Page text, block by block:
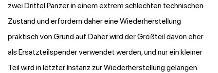
zwei Drittel Panzer in einem extrem schlechten technischen
Zustand und erfordern daher eine Wiederherstellung
praktisch von Grund auf. Daher wird der Großteil davon eher
als Ersatzteilspender verwendet werden, und nur ein kleiner
Teil wird in letzter Instanz zur Wiederherstellung gelangen.